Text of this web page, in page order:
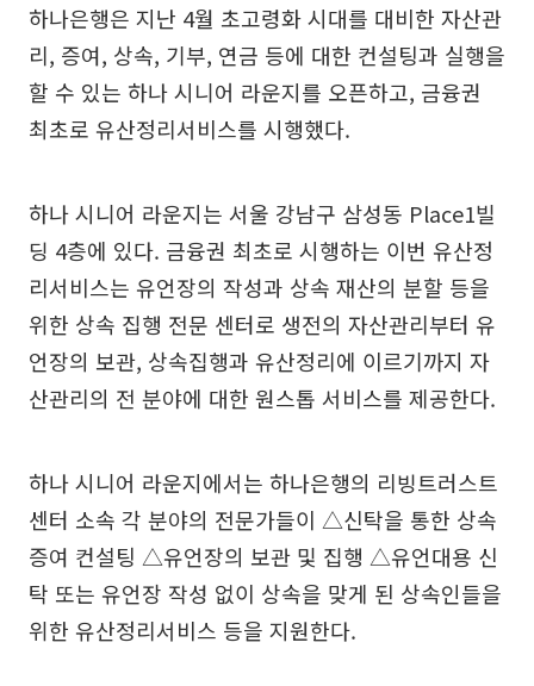
하나은행은 지난 4월 초고령화 시대를 대비한 자산관
리, 증여, 상속, 기부, 연금 등에 대한 컨설팅과 실행을
할 수 있는 하나 시니어 라운지를 오픈하고, 금융권
최초로 유산정리서비스를 시행했다.
하나 시니어 라운지는 서울 강남구 삼성동 Place1빌
딩 4층에 있다. 금융권 최초로 시행하는 이번 유산정
리서비스는 유언장의 작성과 상속 재산의 분할 등을
위한 상속 집행 전문 센터로 생전의 자산관리부터 유
언장의 보관, 상속집행과 유산정리에 이르기까지 자
산관리의 전 분야에 대한 원스톱 서비스를 제공한다.
하나 시니어 라운지에서는 하나은행의 리빙트러스트
센터 소속 각 분야의 전문가들이 △신탁을 통한 상속
증여 컨설팅 △유언장의 보관 및 집행 △유언대용 신
탁 또는 유언장 작성 없이 상속을 맞게 된 상속인들을
위한 유산정리서비스 등을 지원한다.